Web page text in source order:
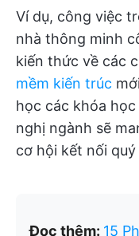
Ví dụ, công việc
nhà thông minh
kiến thức về các
mềm kiến trúc
học các khóa
nghị ngành sẽ
cơ hội kết nối quý
Đọc thêm: 15